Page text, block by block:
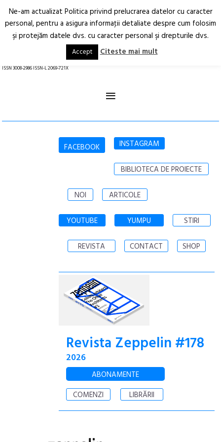
Arhitectură.
Oraș.
RO EN
ISSN 3008-2986 ISSN-L 2069-721X
≡
FACEBOOK INSTAGRAM
BIBLIOTECA DE PROIECTE
NOI ARTICOLE
YOUTUBE YUMPU STIRI
REVISTA CONTACT SHOP
Revista Zeppelin #178
2026
ABONAMENTE
COMENZI
LIBRĂRII
Ne-am actualizat Politica privind prelucrarea datelor cu caracter
personal, pentru a asigura informaţii detaliate despre cum folosim
şi protejăm datele dvs. cu caracter personal şi drepturile dvs.
Accept Citeste mai mult